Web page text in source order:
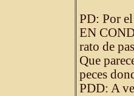
PD: Por
EN
rato de
Que
peces
PDD: A